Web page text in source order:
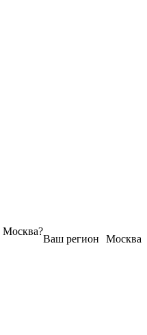
Москва
Ваш регион
Москва?